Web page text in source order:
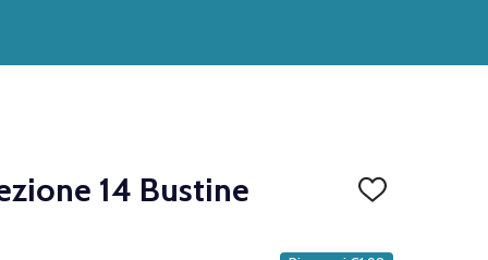
14 Bustine
AGGIUNGI
DEI